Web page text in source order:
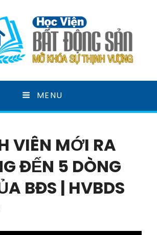
BẤT ĐỘNG
MENU
VIÊN MỚI RA
ĐẾN 5 DÒNG
BĐS | HVBDS